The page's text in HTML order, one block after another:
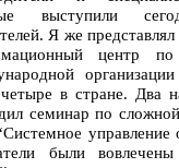
выступили
Я же
центр
четыре в стране. Два
семинар по
управление
были